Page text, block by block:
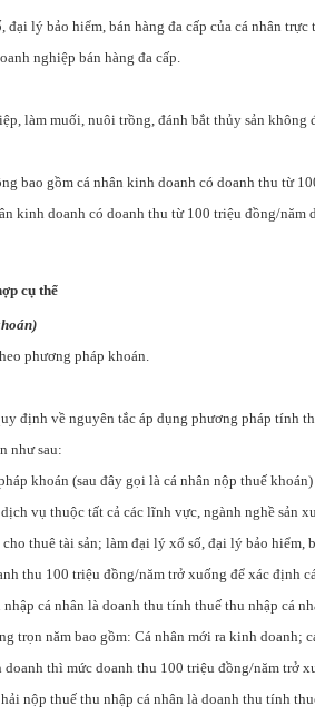
lý bảo hiểm, bán hàng đa cấp của cá nhân
nghiệp bán hàng đa cấp.
làm muối, nuôi trồng, đánh bắt thủy sản không
bao gồm cá nhân kinh doanh có doanh thu từ
kinh doanh có doanh thu từ 100 triệu đồng/năm
cụ thể
phương pháp khoán.
định về nguyên tắc áp dụng phương pháp tính
như sau:
khoán (sau đây gọi là cá nhân nộp thuế
vụ thuộc tất cả các lĩnh vực, ngành nghề sản
thuê tài sản; làm đại lý xổ số, đại lý bảo hiểm,
thu 100 triệu đồng/năm trở xuống để xác định
cá nhân là doanh thu tính thuế thu nhập cá
trọn năm bao gồm: Cá nhân mới ra kinh doanh;
thì mức doanh thu 100 triệu đồng/năm trở
nộp thuế thu nhập cá nhân là doanh thu tính